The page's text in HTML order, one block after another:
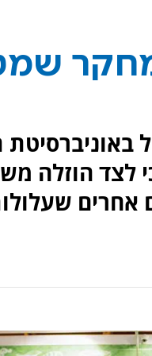
לצד הוזלה
אחרים